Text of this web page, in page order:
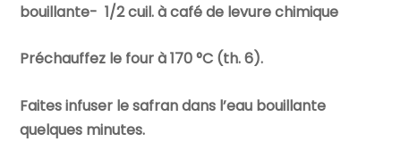
bouillante- 1/2 cuil. à café de levure chimique
Préchauffez le four à 170 °C (th. 6).
Faites infuser le safran dans l’eau bouillante
quelques minutes.